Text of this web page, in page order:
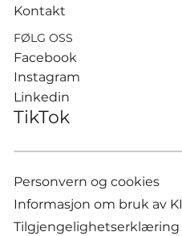
Kontakt
FØLG OSS
Facebook
Instagram
Linkedin
TikTok
Personvern og cookies
Informasjon om bruk av KI
Tilgjengelighetserklæring